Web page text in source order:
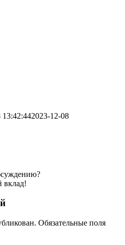
13:42:442023-12-08
вклад!
Обязательные поля